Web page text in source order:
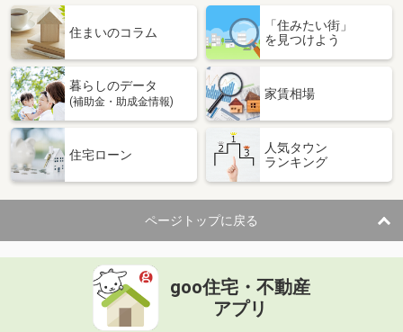
価 格
5.60万円
沖縄県沖縄市室川１丁目
専有面積 23.5m²
間取り
沖縄県島尻郡南風原町字照屋
住 所
沖縄県島尻郡南風原町字照屋
専有面積 22.5m²
間取り
ワンルーム
沖縄県那覇市安謝２丁目
価 格
11.80万円
住 所
沖縄県那覇市安謝２丁目
住まいのコラム
「住みたい街」
を見つけよう
暮らしのデータ
(補助金・助成金情報)
家賃相場
住宅ローン
人気タウン
ランキング
ページトップに戻る
goo住宅・不動産
アプリ